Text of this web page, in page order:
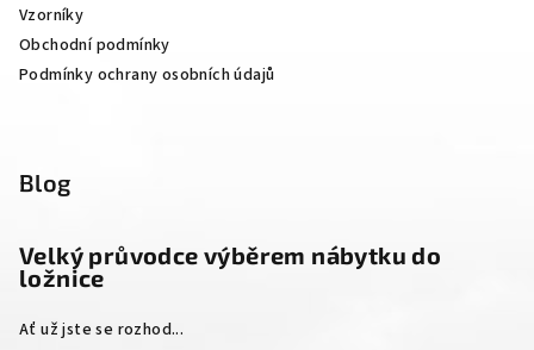
Vzorníky
Obchodní podmínky
Podmínky ochrany osobních údajů
Blog
Velký průvodce výběrem nábytku do
ložnice
Ať už jste se rozhod...